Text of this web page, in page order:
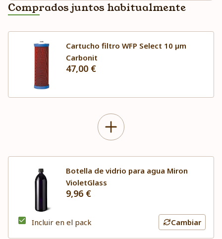
Comprados juntos habitualmente
Cartucho filtro WFP Select 10 µm
Carbonit
47,00 €
Botella de vidrio para agua Miron
VioletGlass
9,96 €
Incluir en el pack Cambiar